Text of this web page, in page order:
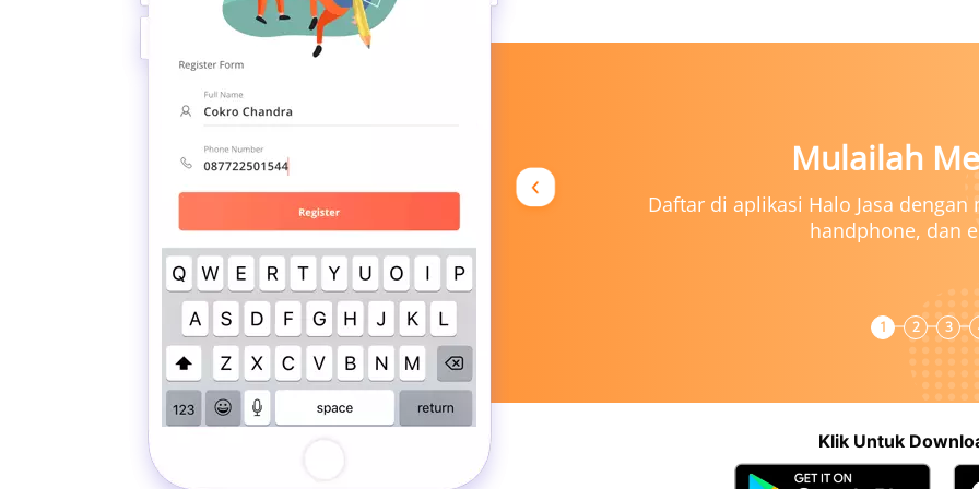
juga ulasan kepada vendor
Mulailah Mendaftar
Daftar di aplikasi Halo Jasa dengan menggunakan
handphone, dan email kamu
1 2 3
Klik Untuk